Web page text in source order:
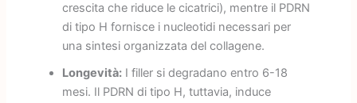
crescita che riduce le cicatrici), mentre il PDRN
di tipo H fornisce i nucleotidi necessari per
una sintesi organizzata del collagene.
Longevità:I filler si degradano entro 6-18
mesi. Il PDRN di tipo H, tuttavia, induce